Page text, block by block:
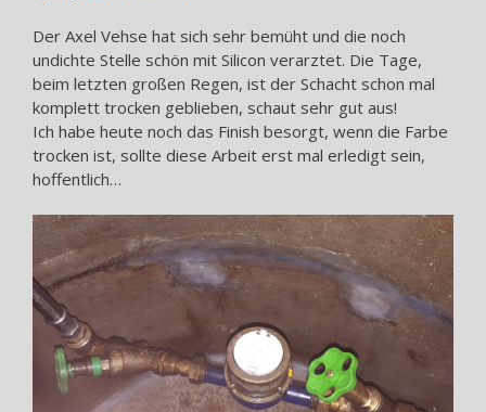
Der Axel Vehse hat sich sehr bemüht und die noch
undichte Stelle schön mit Silicon verarztet. Die Tage,
beim letzten großen Regen, ist der Schacht schon mal
komplett trocken geblieben, schaut sehr gut aus!
Ich habe heute noch das Finish besorgt, wenn die Farbe
trocken ist, sollte diese Arbeit erst mal erledigt sein,
hoffentlich…